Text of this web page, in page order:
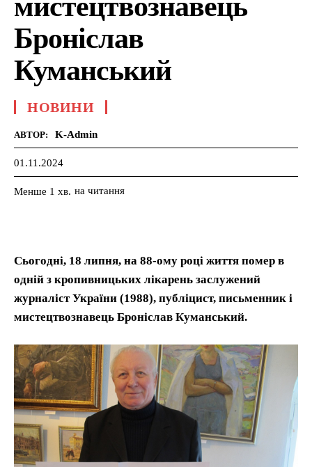
Броніслав
Куманський
НОВИНИ
АВТОР: K-Admin
01.11.2024
Менше 1 хв. на читання
Сьогодні, 18 липня, на 88-ому році життя помер в
одній з кропивницьких лікарень заслужений
журналіст України (1988), публіцист, письменник і
мистецтвознавець Броніслав Куманський.